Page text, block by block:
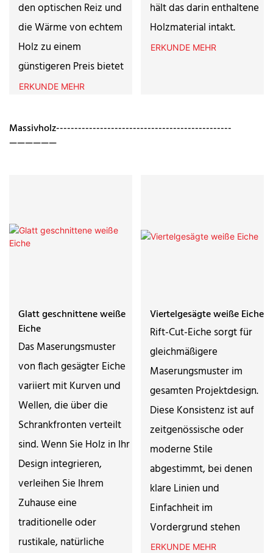
den optischen Reiz und
die Wärme von echtem
Holz zu einem
günstigeren Preis bietet
ERKUNDE MEHR
hält das darin enthaltene
Holzmaterial intakt.
ERKUNDE MEHR
Massivholz------------------------------------------------
——————
Glatt geschnittene weiße
Eiche
Das Maserungsmuster
von flach gesägter Eiche
variiert mit Kurven und
Wellen, die über die
Schrankfronten verteilt
sind. Wenn Sie Holz in Ihr
Design integrieren,
verleihen Sie Ihrem
Zuhause eine
traditionelle oder
rustikale, natürliche
Viertelgesägte weiße Eiche
Rift-Cut-Eiche sorgt für
gleichmäßigere
Maserungsmuster im
gesamten Projektdesign.
Diese Konsistenz ist auf
zeitgenössische oder
moderne Stile
abgestimmt, bei denen
klare Linien und
Einfachheit im
Vordergrund stehen
ERKUNDE MEHR